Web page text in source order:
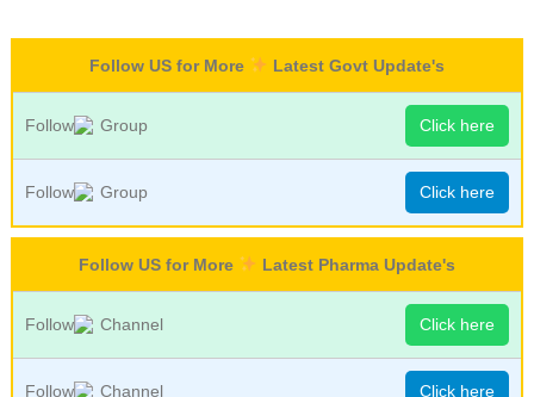
Follow US for More Latest Govt Update's
Follow Group Click here
Follow Group Click here
Follow US for More Latest Pharma Update's
Follow Channel Click here
Follow Channel Click here